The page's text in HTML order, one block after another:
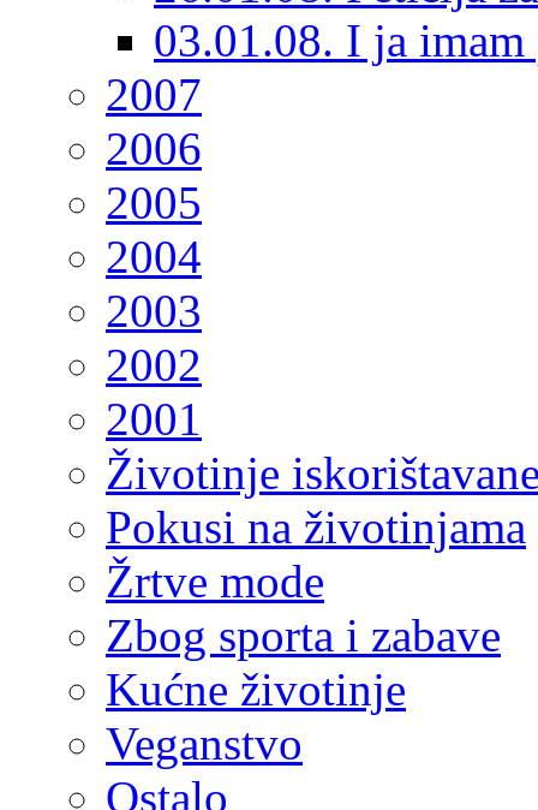
03.01.08. I ja
2007
2006
2005
2004
2003
2002
2001
Životinje
Pokusi na životinjama
Žrtve mode
Zbog sporta i zabave
Kućne životinje
Veganstvo
Ostalo